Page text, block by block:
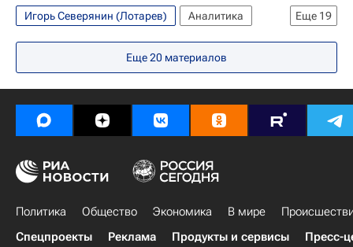
Еще 19
Игорь Северянин (Лотарев)
Аналитика
Колумнисты - Авторы
140 лет со дня рождения Сергея Рахманинова
Швейцария
Нью-Йорк (город)
Америка
Европа
Нью-Йорк (штат)
Северная Америка
США
Весь мир
Федор Шаляпин
Александр Блок (поэт)
Андрей Белый (Бориc Бугаев)
Валерий Брюсов
Константин Бальмонт
Михаил Жаров
Сергей Рахманинов
Еще20 материалов
Политика Общество Экономика В мире
Спецпроекты
Реклама Продукты и сервисы Пресс-